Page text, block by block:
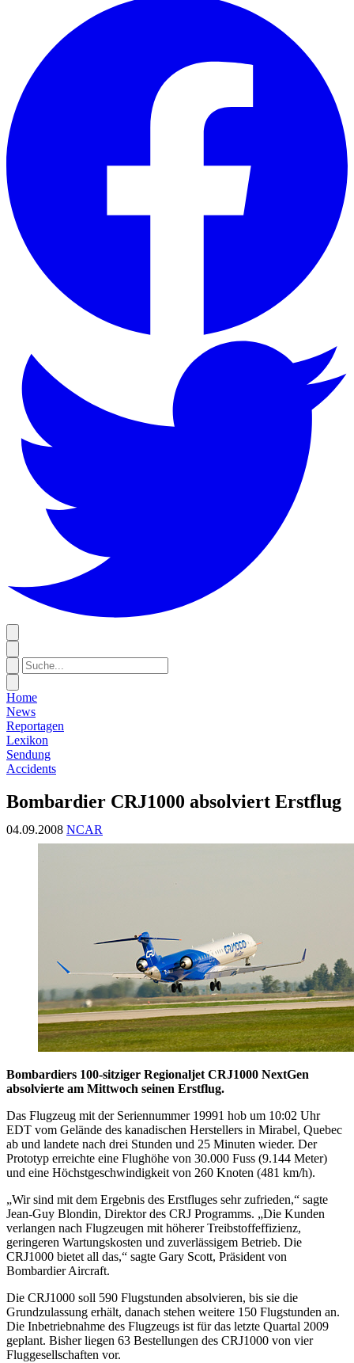
Home
News
Reportagen
Lexikon
Sendung
Accidents
Bombardier CRJ1000 absolviert Erstflug
04.09.2008 NCAR
Bombardiers 100-sitziger Regionaljet CRJ1000 NextGen
absolvierte am Mittwoch seinen Erstflug.
Das Flugzeug mit der Seriennummer 19991 hob um 10:02 Uhr
EDT vom Gelände des kanadischen Herstellers in Mirabel, Quebec
ab und landete nach drei Stunden und 25 Minuten wieder. Der
Prototyp erreichte eine Flughöhe von 30.000 Fuss (9.144 Meter)
und eine Höchstgeschwindigkeit von 260 Knoten (481 km/h).
„Wir sind mit dem Ergebnis des Erstfluges sehr zufrieden,“ sagte
Jean-Guy Blondin, Direktor des CRJ Programms. „Die Kunden
verlangen nach Flugzeugen mit höherer Treibstoffeffizienz,
geringeren Wartungskosten und zuverlässigem Betrieb. Die
CRJ1000 bietet all das,“ sagte Gary Scott, Präsident von
Bombardier Aircraft.
Die CRJ1000 soll 590 Flugstunden absolvieren, bis sie die
Grundzulassung erhält, danach stehen weitere 150 Flugstunden an.
Die Inbetriebnahme des Flugzeugs ist für das letzte Quartal 2009
geplant. Bisher liegen 63 Bestellungen des CRJ1000 von vier
Fluggesellschaften vor.